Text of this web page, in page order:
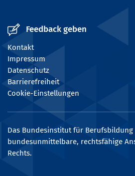
Feedback geben
Kontakt
Impressum
Datenschutz
Barrierefreiheit
Cookie-Einstellungen
Das Bundesinstitut für Berufsbildung
bundesunmittelbare, rechtsfähige
Rechts.